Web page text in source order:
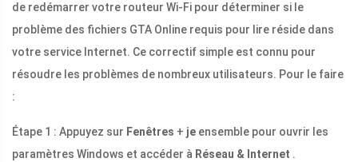
de redémarrer votre routeur Wi-Fi pour déterminer si le
problème des fichiers GTA Online requis pour lire réside dans
votre service Internet. Ce correctif simple est connu pour
résoudre les problèmes de nombreux utilisateurs. Pour le faire
:
Étape 1 : Appuyez sur Fenêtres + je ensemble pour ouvrir les
paramètres Windows et accéder à Réseau & Internet .